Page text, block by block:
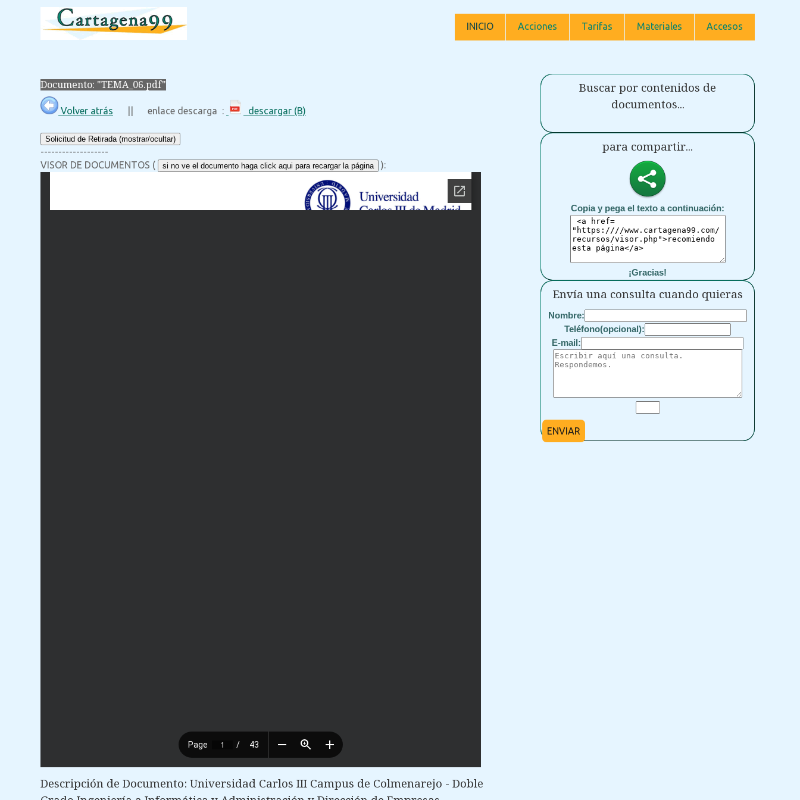
INICIO Acciones Tarifas Materiales Accesos
Documento: "TEMA_06.pdf"
Volver atrás || enlace descarga : descargar (B)
Solicitud de Retirada (mostrar/ocultar)
-------------------
VISOR DE DOCUMENTOS (
si no ve el documento haga click aqui para recargar la página ):
Descripción de Documento: Universidad Carlos III Campus de Colmenarejo - Doble
Buscar por contenidos de
documentos...
para compartir...
Copia y pega el texto a continuación:
¡Gracias!
Envía una consulta cuando quieras
Nombre:
Teléfono(opcional):
E-mail:
ENVIAR